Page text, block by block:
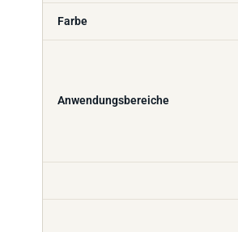
Farbe
Anwendungsbereiche